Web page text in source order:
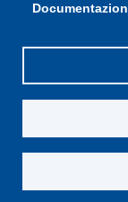
Telefono: 059